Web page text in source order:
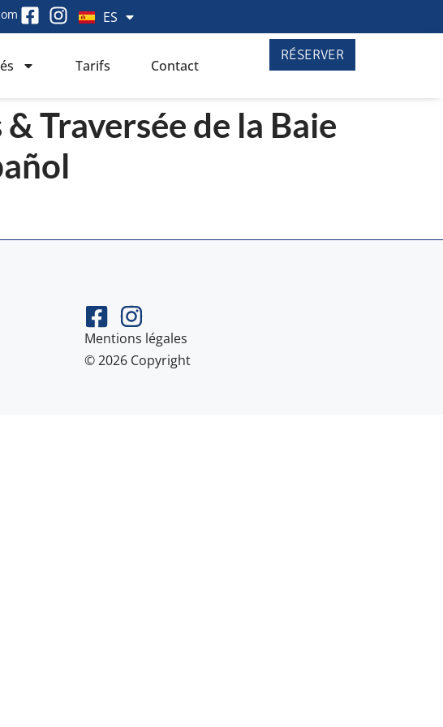
ES
DE
Tarifs Contact
RÉSERVER
Traversée de la Baie
Mentions légales
© 2026 Copyright